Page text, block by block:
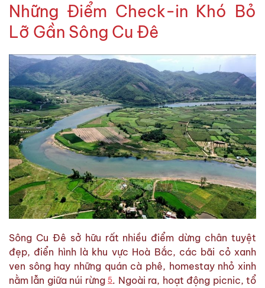
Những Điểm Check-in Khó Bỏ
Lỡ Gần Sông Cu Đê
Sông Cu Đê sở hữu rất nhiều điểm dừng chân tuyệt
đẹp, điển hình là khu vực Hoà Bắc, các bãi cỏ xanh
ven sông hay những quán cà phê, homestay nhỏ xinh
nằm lẫn giữa núi rừng5. Ngoài ra, hoạt động picnic, tổ